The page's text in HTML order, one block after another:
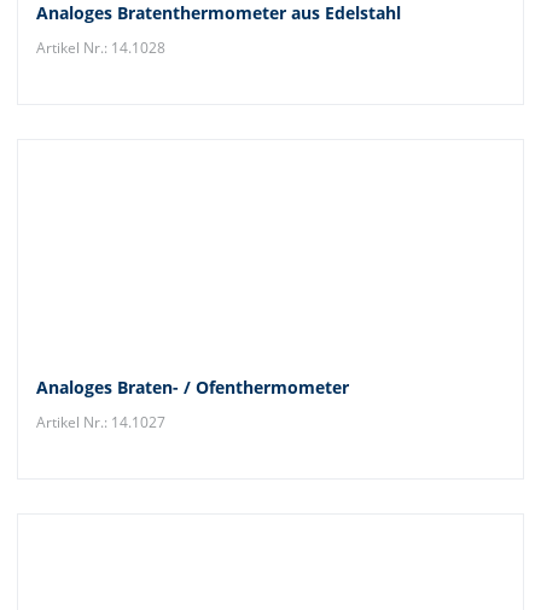
Analoges Bratenthermometer aus Edelstahl
Artikel Nr.: 14.1028
Analoges Braten- / Ofenthermometer
Artikel Nr.: 14.1027